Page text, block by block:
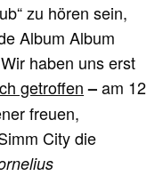
zu hören sein,
Album Album
haben uns erst
getroffen–am 12
freuen,
City die